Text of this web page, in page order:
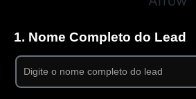
1. Nome Completo do Lead